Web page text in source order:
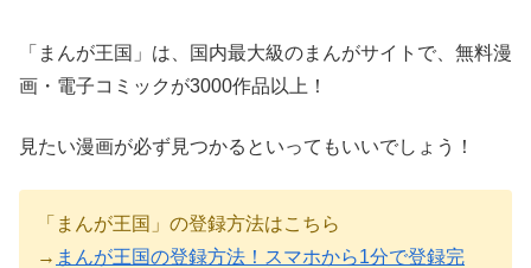
「まんが王国」は、国内最大級のまんがサイトで、無料漫
画・電子コミックが3000作品以上！
見たい漫画が必ず見つかるといってもいいでしょう！
「まんが王国」の登録方法はこちら
→ まんが王国の登録方法！スマホから1分で登録完